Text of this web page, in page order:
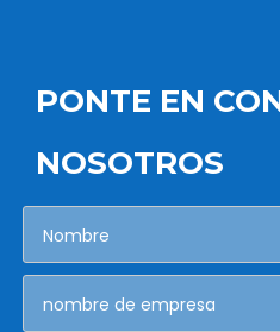
PONTE EN
NOSOTROS